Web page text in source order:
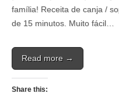
família! Receita de canja /
de 15 minutos. Muito fácil…
Read more →
Share this: